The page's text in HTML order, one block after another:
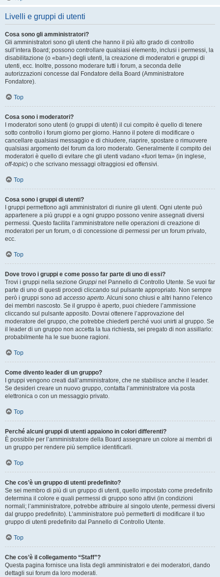
Livelli e gruppi di utenti
Cosa sono gli amministratori?
Gli amministratori sono gli utenti che hanno il più alto grado di controllo
sull’intera Board; possono controllare qualsiasi elemento, inclusi i permessi, la
disabilitazione (o «ban») degli utenti, la creazione di moderatori e gruppi di
utenti, ecc. Inoltre, possono moderare tutti i forum, a seconda delle
autorizzazioni concesse dal Fondatore della Board (Amministratore
Fondatore).
Top
Cosa sono i moderatori?
I moderatori sono utenti (o gruppi di utenti) il cui compito è quello di tenere
sotto controllo i forum giorno per giorno. Hanno il potere di modificare o
cancellare qualsiasi messaggio e di chiudere, riaprire, spostare o rimuovere
qualsiasi argomento del forum da loro moderato. Generalmente il compito dei
moderatori è quello di evitare che gli utenti vadano «fuori tema» (in inglese,
off-topic) o che scrivano messaggi oltraggiosi ed offensivi.
Top
Cosa sono i gruppi di utenti?
I gruppi permettono agli amministratori di riunire gli utenti. Ogni utente può
appartenere a più gruppi e a ogni gruppo possono venire assegnati diversi
permessi. Questo facilita l’amministratore nelle operazioni di creazione di
moderatori per un forum, o di concessione di permessi per un forum privato,
ecc.
Top
Dove trovo i gruppi e come posso far parte di uno di essi?
Trovi i gruppi nella sezione Gruppi nel Pannello di Controllo Utente. Se vuoi far
parte di uno di questi procedi cliccando sul pulsante appropriato. Non sempre
però i gruppi sono ad accesso aperto. Alcuni sono chiusi e altri hanno l’elenco
dei membri nascosto. Se il gruppo è aperto, puoi chiedere l’ammissione
cliccando sul pulsante apposito. Dovrai ottenere l’approvazione del
moderatore del gruppo, che potrebbe chiederti perché vuoi unirti al gruppo. Se
il leader di un gruppo non accetta la tua richiesta, sei pregato di non assillarlo:
probabilmente ha le sue buone ragioni.
Top
Come divento leader di un gruppo?
I gruppi vengono creati dall’amministratore, che ne stabilisce anche il leader.
Se desideri creare un nuovo gruppo, contatta l’amministratore via posta
elettronica o con un messaggio privato.
Top
Perché alcuni gruppi di utenti appaiono in colori differenti?
È possibile per l’amministratore della Board assegnare un colore ai membri di
un gruppo per rendere più semplice identificarli.
Top
Che cos’è un gruppo di utenti predefinito?
Se sei membro di più di un gruppo di utenti, quello impostato come predefinito
determina il colore e quali permessi di gruppo sono attivi (in condizioni
normali; l’amministratore, potrebbe attribuire al singolo utente, permessi diversi
dal gruppo predefinito). L’amministratore può permetterti di modificare il tuo
gruppo di utenti predefinito dal Pannello di Controllo Utente.
Top
Che cos’è il collegamento “Staff”?
Questa pagina fornisce una lista degli amministratori e dei moderatori, dando
dettagli sui forum da loro moderati.